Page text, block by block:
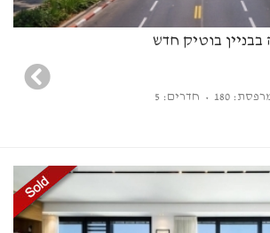
בוטיק חדש
180
• חדרים: 5